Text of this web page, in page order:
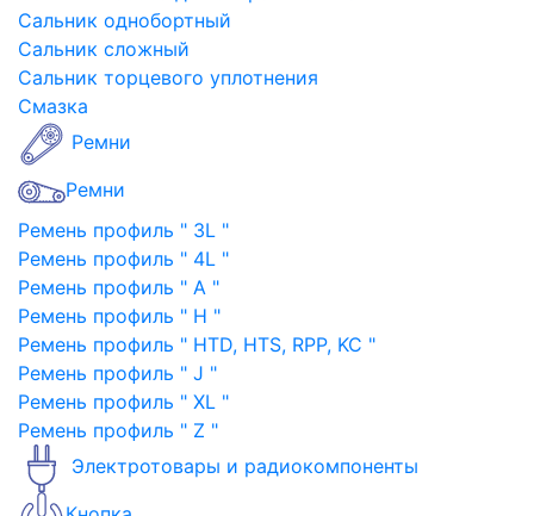
Сальник однобортный
Сальник сложный
Сальник торцевого уплотнения
Смазка
Ремни
Ремни
Ремень профиль " 3L "
Ремень профиль " 4L "
Ремень профиль " A "
Ремень профиль " H "
Ремень профиль " HTD, HTS, RPP, KC "
Ремень профиль " J "
Ремень профиль " XL "
Ремень профиль " Z "
Электротовары и радиокомпоненты